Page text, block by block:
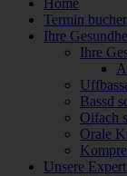
Home
Termin
Ihre
Ihre
Bassd
Oifach
Orale
Unsere